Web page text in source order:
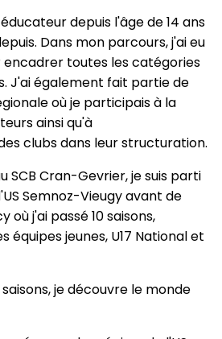
depuis l'âge de 14 ans
Dans mon parcours, j'ai eu
encadrer toutes les catégories
J'ai également fait partie de
où je participais à la
ainsi qu'à
clubs dans leur structuration.
SCB Cran-Gevrier, je suis parti
Semnoz-Vieugy avant de
où j'ai passé 10 saisons,
équipes jeunes, U17 National et
je découvre le monde